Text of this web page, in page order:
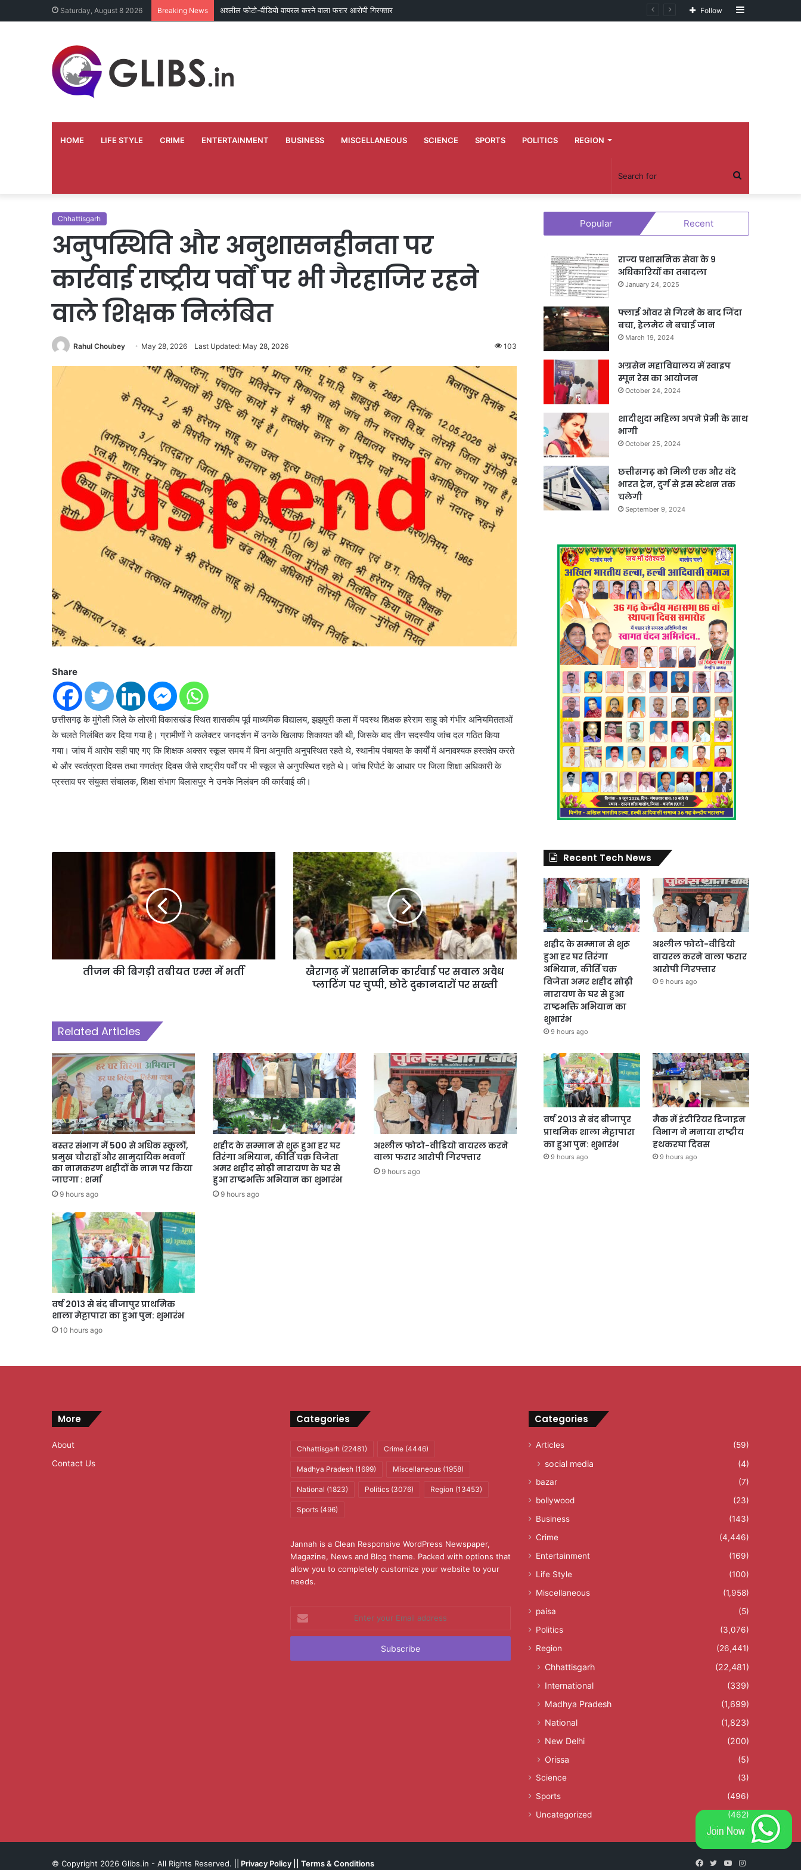
Saturday, August 8 2026 Breaking News अश्लील फोटो-वीडियो वायरल करने वाला फरार आरोपी गिरफ्तार Sidebar
Follow
HOME LIFE STYLE CRIME ENTERTAINMENT BUSINESS MISCELLANEOUS SCIENCE SPORTS POLITICS REGION
Search
for
Chhattisgarh
अनुपस्थिति और अनुशासनहीनता पर
कार्रवाई राष्ट्रीय पर्वों पर भी गैरहाजिर रहने
वाले शिक्षक निलंबित
Rahul Choubey May 28, 2026 Last Updated: May 28, 2026 103
Share
छत्तीसगढ़ के मुंगेली जिले के लोरमी विकासखंड स्थित शासकीय पूर्व माध्यमिक विद्यालय, झझपुरी कला में पदस्थ शिक्षक हरेराम साहू को गंभीर अनियमितताओं
के चलते निलंबित कर दिया गया है। ग्रामीणों ने कलेक्टर जनदर्शन में उनके खिलाफ शिकायत की थी, जिसके बाद तीन सदस्यीय जांच दल गठित किया
गया। जांच में आरोप सही पाए गए कि शिक्षक अक्सर स्कूल समय में बिना अनुमति अनुपस्थित रहते थे, स्थानीय पंचायत के कार्यों में अनावश्यक हस्तक्षेप करते
थे और स्वतंत्रता दिवस तथा गणतंत्र दिवस जैसे राष्ट्रीय पर्वों पर भी स्कूल से अनुपस्थित रहते थे। जांच रिपोर्ट के आधार पर जिला शिक्षा अधिकारी के
प्रस्ताव पर संयुक्त संचालक, शिक्षा संभाग बिलासपुर ने उनके निलंबन की कार्रवाई की।
तीजन की बिगड़ी तबीयत एम्स में भर्ती
खैरागढ़ में प्रशासनिक कार्रवाई पर सवाल अवैध
प्लाटिंग पर चुप्पी, छोटे दुकानदारों पर सख्ती
Related Articles
बस्तर संभाग में 500 से अधिक स्कूलों,
प्रमुख चौराहों और सामुदायिक भवनों
का नामकरण शहीदों के नाम पर किया
जाएगा : शर्मा
9 hours ago
शहीद के सम्मान से शुरू हुआ हर घर
तिरंगा अभियान, कीर्ति चक्र विजेता
अमर शहीद सोढ़ी नारायण के घर से
हुआ राष्ट्रभक्ति अभियान का शुभारंभ
9 hours ago
अश्लील फोटो-वीडियो वायरल करने
वाला फरार आरोपी गिरफ्तार
9 hours ago
वर्ष 2013 से बंद बीजापुर प्राथमिक
शाला मेट्टापारा का हुआ पुन: शुभारंभ
10 hours ago
Popular Recent
राज्य प्रशासनिक सेवा के 9
अधिकारियों का तबादला
January 24, 2025
फ्लाई ओवर से गिरने के बाद जिंदा
बचा, हेलमेट ने बचाई जान
March 19, 2024
अग्रसेन महाविद्यालय में स्वाइप
स्पून रेस का आयोजन
October 24, 2024
शादीशुदा महिला अपने प्रेमी के साथ
भागी
October 25, 2024
छत्तीसगढ़ को मिली एक और वंदे
भारत ट्रेन, दुर्ग से इस स्टेशन तक
चलेगी
September 9, 2024
Recent Tech News
शहीद के सम्मान से शुरू
हुआ हर घर तिरंगा
अभियान, कीर्ति चक्र
विजेता अमर शहीद सोढ़ी
नारायण के घर से हुआ
राष्ट्रभक्ति अभियान का
शुभारंभ
9 hours ago
अश्लील फोटो-वीडियो
वायरल करने वाला फरार
आरोपी गिरफ्तार
9 hours ago
वर्ष 2013 से बंद बीजापुर
प्राथमिक शाला मेट्टापारा
का हुआ पुन: शुभारंभ
9 hours ago
मैक में इंटीरियर डिजाइन
विभाग ने मनाया राष्ट्रीय
हथकरघा दिवस
9 hours ago
More
About
Contact Us
Categories
Chhattisgarh(22481) Crime(4446)
Madhya Pradesh(1699) Miscellaneous(1958)
National (1823) Politics(3076) Region (13453)
Sports(496)
Jannah is a Clean Responsive WordPress Newspaper,
Magazine, News and Blog theme. Packed with options that
allow you to completely customize your website to your
needs.
your
Email
Categories
Articles (59)
social media (4)
bazar
(7)
bollywood
(23)
Business
(143)
Crime
(4,446)
Entertainment
(169)
Life Style
(100)
Miscellaneous
(1,958)
paisa
(5)
Politics
(3,076)
Region
(26,441)
Chhattisgarh
(22,481)
International
(339)
Madhya Pradesh
(1,699)
National
(1,823)
New Delhi
(200)
Orissa
(5)
Science
(3)
Sports
(496)
Uncategorized
(462)
© Copyright 2026 Glibs.in - All Rights Reserved. || Privacy Policy Terms & Conditions Facebook
TwitterYouTubeInstagram